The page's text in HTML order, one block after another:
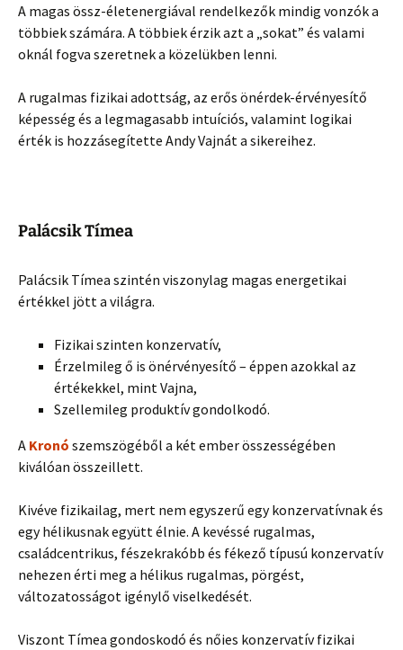
A magas össz-életenergiával rendelkezők mindig vonzók a
többiek számára. A többiek érzik azt a „sokat” és valami
oknál fogva szeretnek a közelükben lenni.
A rugalmas fizikai adottság, az erős önérdek-érvényesítő
képesség és a legmagasabb intuíciós, valamint logikai
érték is hozzásegítette Andy Vajnát a sikereihez.
Palácsik Tímea
Palácsik Tímea szintén viszonylag magas energetikai
értékkel jött a világra.
Fizikai szinten konzervatív,
Érzelmileg ő is önérvényesítő – éppen azokkal az
értékekkel, mint Vajna,
Szellemileg produktív gondolkodó.
A Kronó szemszögéből a két ember összességében
kiválóan összeillett.
Kivéve fizikailag, mert nem egyszerű egy konzervatívnak és
egy hélikusnak együtt élnie. A kevéssé rugalmas,
családcentrikus, fészekrakóbb és fékező típusú konzervatív
nehezen érti meg a hélikus rugalmas, pörgést,
változatosságot igénylő viselkedését.
Viszont Tímea gondoskodó és nőies konzervatív fizikai